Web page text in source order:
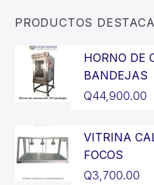
PRODUCTOS
HORNO DE
BANDEJAS
Q44,900.00
VITRINA
FOCOS
Q3,700.00